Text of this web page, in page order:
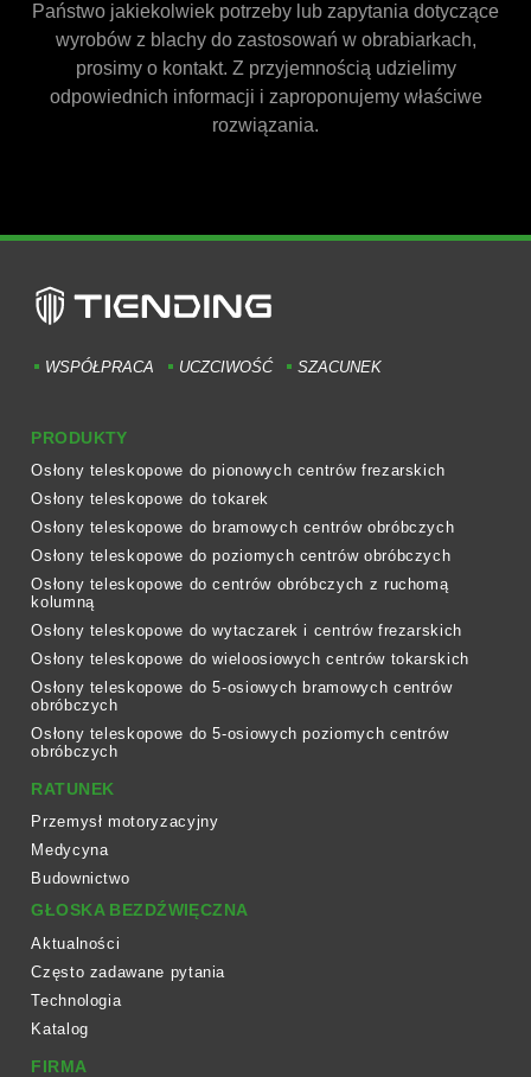
Państwo jakiekolwiek potrzeby lub zapytania dotyczące
wyrobów z blachy do zastosowań w obrabiarkach,
prosimy o kontakt. Z przyjemnością udzielimy
odpowiednich informacji i zaproponujemy właściwe
rozwiązania.
WSPÓŁPRACA UCZCIWOŚĆ SZACUNEK
PRODUKTY
Osłony teleskopowe do pionowych centrów frezarskich
Osłony teleskopowe do tokarek
Osłony teleskopowe do bramowych centrów obróbczych
Osłony teleskopowe do poziomych centrów obróbczych
Osłony teleskopowe do centrów obróbczych z ruchomą
kolumną
Osłony teleskopowe do wytaczarek i centrów frezarskich
Osłony teleskopowe do wieloosiowych centrów tokarskich
Osłony teleskopowe do 5-osiowych bramowych centrów
obróbczych
Osłony teleskopowe do 5-osiowych poziomych centrów
obróbczych
RATUNEK
Przemysł motoryzacyjny
Medycyna
Budownictwo
GŁOSKA BEZDŹWIĘCZNA
Aktualności
Często zadawane pytania
Technologia
Katalog
FIRMA